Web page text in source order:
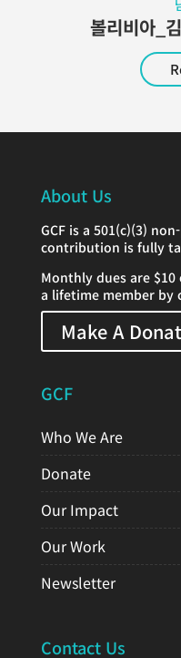
볼리비아_
About Us
GCF is a 501(c)(3)
contribution is fully
Monthly dues are
a lifetime member by
Make A
GCF
Who We Are
Donate
Our Impact
Our Work
Newsletter
Contact Us